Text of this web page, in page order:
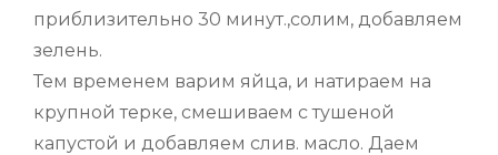
приблизительно 30 минут.,солим, добавляем
зелень.
Тем временем варим яйца, и натираем на
крупной терке, смешиваем с тушеной
капустой и добавляем слив. масло. Даем